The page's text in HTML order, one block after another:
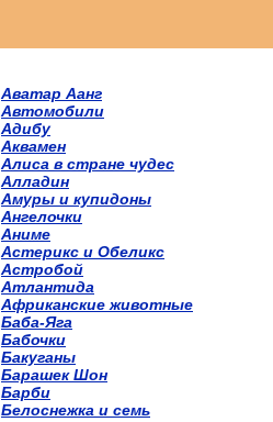
Аватар Аанг
Автомобили
Адибу
Аквамен
Алиса в стране чудес
Алладин
Амуры и купидоны
Ангелочки
Аниме
Астерикс и Обеликс
Астробой
Атлантида
Африканские животные
Баба-Яга
Бабочки
Бакуганы
Барашек Шон
Барби
Белоснежка и семь